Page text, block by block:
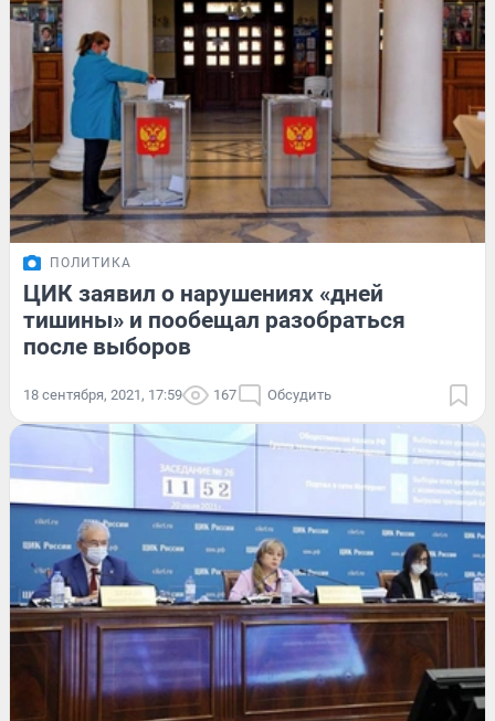
ПОЛИТИКА
ЦИК заявил о нарушениях «дней
тишины» и пообещал разобраться
после выборов
18 сентября, 2021, 17:59 167 Обсудить